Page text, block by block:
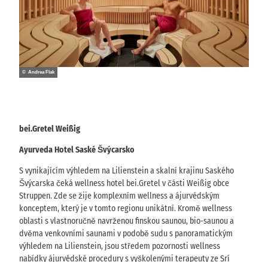
bei.Gretel Weißig
Ayurveda Hotel Saské Švýcarsko
S vynikajícím výhledem na Lilienstein a skalní krajinu Saského
Švýcarska čeká wellness hotel bei.Gretel v části Weißig obce
Struppen. Zde se žije komplexním wellness a ájurvédským
konceptem, který je v tomto regionu unikátní. Kromě wellness
oblasti s vlastnoručně navrženou finskou saunou, bio-saunou a
dvěma venkovními saunami v podobě sudu s panoramatickým
výhledem na Lilienstein, jsou středem pozornosti wellness
nabídky ájurvédské procedury s vyškolenými terapeuty ze Srí
© Andrea Flak